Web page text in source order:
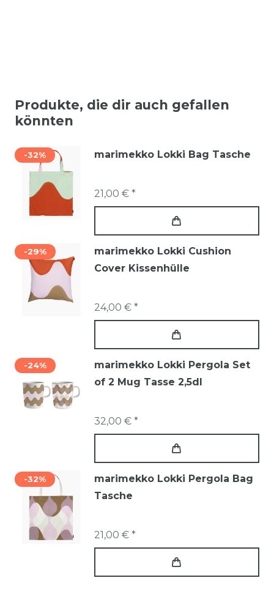
Produkte, die dir auch gefallen
könnten
-32% marimekko Lokki Bag Tasche
21,00 € *
-29%
marimekko Lokki Cushion
Cover Kissenhülle
24,00 € *
-24%
marimekko Lokki Pergola Set
of 2 Mug Tasse 2,5dl
32,00 € *
-32%
marimekko Lokki Pergola Bag
Tasche
21,00 € *